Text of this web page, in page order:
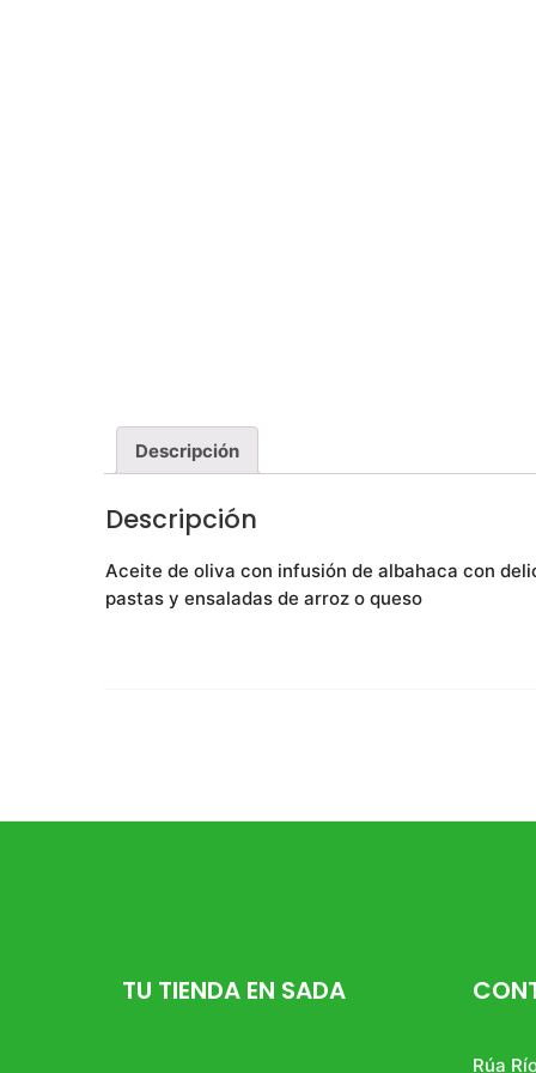
Descripción
Descripción
Aceite de oliva con infusión de albahaca con
pastas y ensaladas de arroz o queso
TU TIENDA EN SADA
Rúa